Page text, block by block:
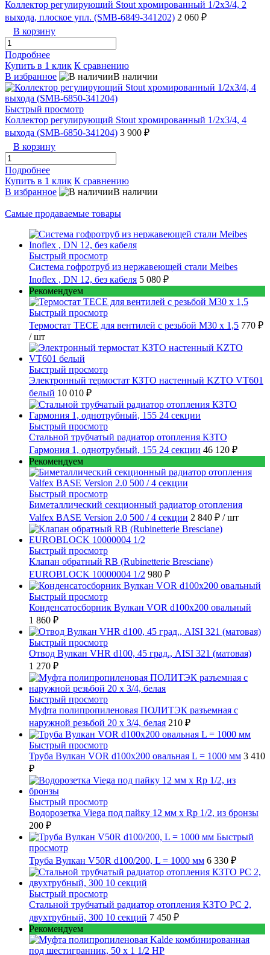
Коллектор регулирующий Stout хромированный 1/2x3/4, 2
выхода, плоское упл. (SMB-6849-341202) 2 060 ₽
В корзину
Подробнее
Купить в 1 клик К сравнению
В избранное
В наличии
Быстрый просмотр
Коллектор регулирующий Stout хромированный 1/2x3/4, 4
выхода (SMB-6850-341204) 3 900 ₽
В корзину
Подробнее
Купить в 1 клик К сравнению
В избранное
В наличии
Самые продаваемые товары
Быстрый просмотр
Cистема гофротруб из нержавеющей стали Meibes
Inoflex , DN 12, без кабеля 5 080 ₽
Рекомендуем
Быстрый просмотр
Термостат TECE для вентилей с резьбой М30 х 1,5 770 ₽
/ шт
Быстрый просмотр
Электронный термостат КЗТО настенный KZTO VT601
белый 10 010 ₽
Быстрый просмотр
Стальной трубчатый радиатор отопления КЗТО
Гармония 1, однотрубный, 155 24 секции 46 120 ₽
Рекомендуем
Быстрый просмотр
Биметаллический секционный радиатор отопления
Valfex BASE Version 2.0 500 / 4 секции 2 840 ₽ / шт
Быстрый просмотр
Клапан обратный RB (Rubinetterie Bresciane)
EUROBLOCK 10000004 1/2 980 ₽
Быстрый просмотр
Конденсатосборник Вулкан VOR d100x200 овальный
1 860 ₽
Быстрый просмотр
Отвод Вулкан VHR d100, 45 град., AISI 321 (матовая)
1 270 ₽
Быстрый просмотр
Муфта полипропиленовая ПОЛИТЭК разъемная с
наружной резьбой 20 x 3/4, белая 210 ₽
Быстрый просмотр
Труба Вулкан VOR d100x200 овальная L = 1000 мм 3 410
₽
Быстрый просмотр
Водорозетка Viega под пайку 12 мм х Rp 1/2, из бронзы
200 ₽
Быстрый
просмотр
Труба Вулкан V50R d100/200, L = 1000 мм 6 330 ₽
Быстрый просмотр
Стальной трубчатый радиатор отопления КЗТО РС 2,
двухтрубный, 300 10 секций 7 450 ₽
Рекомендуем